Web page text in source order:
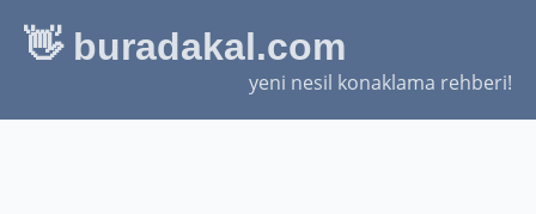
👋 buradakal.com
yeni nesil konaklama rehberi!